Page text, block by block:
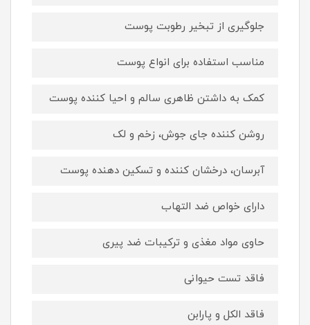
جلوگیری از تبخیر رطوبت پوست
مناسب استفاده برای انواع پوست
کمک به داشتن ظاهری سالم و احیا کننده پوست
روشن کننده جای جوش، زخم و لک
آبرسان، درخشان کننده و تسکین دهنده پوست
دارای خواص ضد التهاب
حاوی مواد مغذی و ترکیبات ضد پیری
فاقد تست حیوانی
فاقد الکل و پارابن